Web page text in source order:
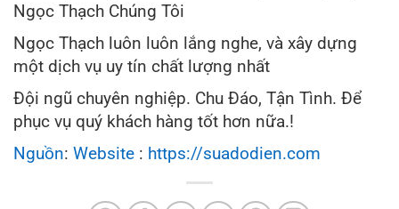
Ngọc Thạch Chúng Tôi
Ngọc Thạch luôn luôn lắng nghe, và xây dựng
một dịch vụ uy tín chất lượng nhất
Đội ngũ chuyên nghiệp. Chu Đáo, Tận Tình. Để
phục vụ quý khách hàng tốt hơn nữa.!
Nguồn: Website : https://suadodien.com